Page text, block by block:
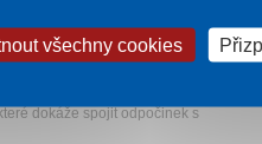
HVĚZDA
dokáže spojit odpočinek s
všechny cookies